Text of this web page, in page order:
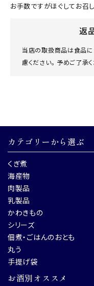
お手数ですがほぐしてお召
返
当店の取扱商品は食品に
慮ください。 予めご了承
カテゴリーから選ぶ
くぎ煮
海産物
肉製品
乳製品
かわきもの
シリーズ
佃煮・ごはんのおとも
丸う
手提げ袋
お酒別オススメ